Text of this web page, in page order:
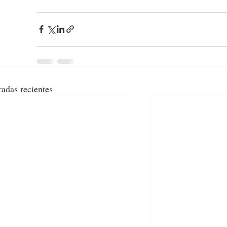
recientes